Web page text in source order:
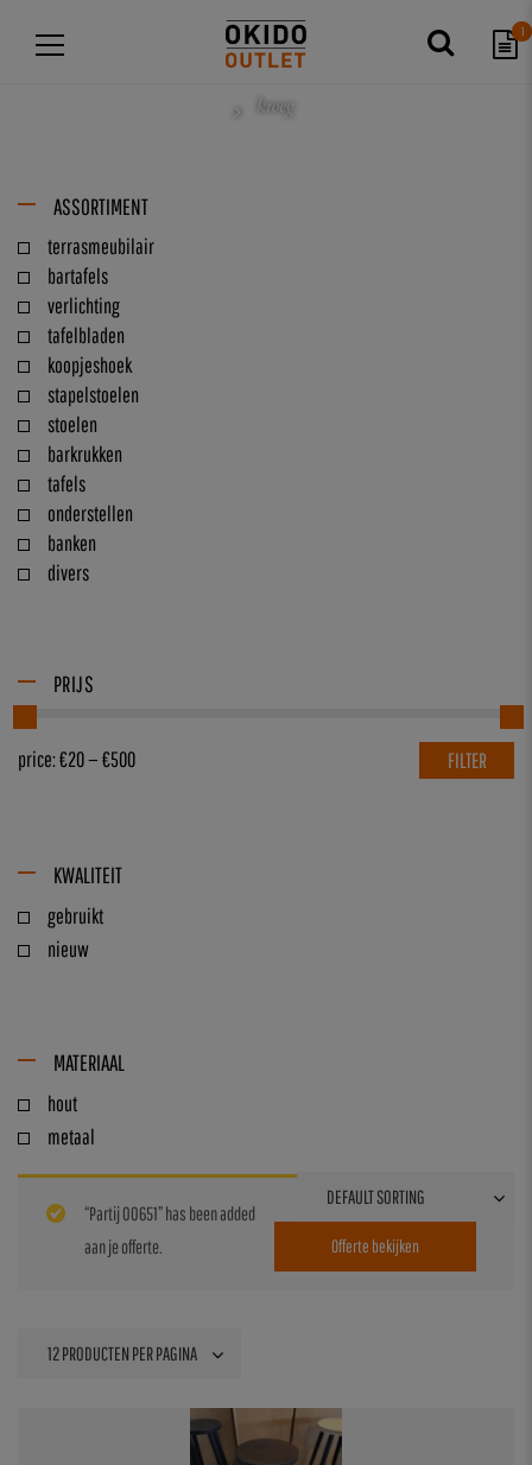
1
kroeg
ASSORTIMENT
terrasmeubilair
bartafels
verlichting
tafelbladen
koopjeshoek
stapelstoelen
stoelen
barkrukken
tafels
onderstellen
banken
divers
PRIJS
FILTER
price:€20—€500
KWALITEIT
gebruikt
nieuw
MATERIAAL
hout
metaal
Offerte bekijken
“Partij 00651” has been added
aan je offerte.